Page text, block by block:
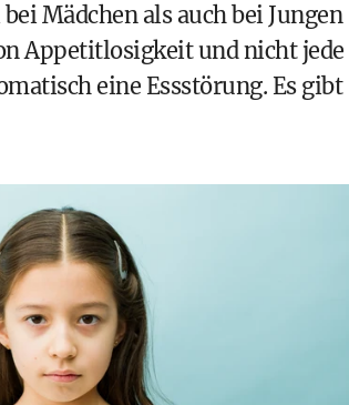
Mädchen als auch bei Jungen
Appetitlosigkeit und nicht jede
eine Essstörung. Es gibt